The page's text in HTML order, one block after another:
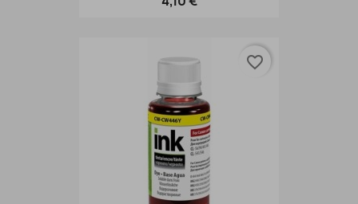
favorite_border